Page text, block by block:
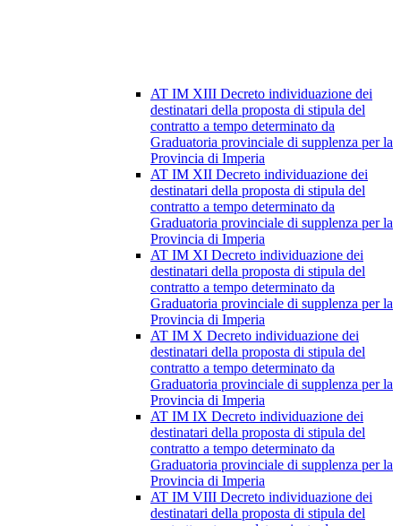
AT IM XIII Decreto individuazione dei
destinatari della proposta di stipula del
contratto a tempo determinato da
Graduatoria provinciale di supplenza per la
Provincia di Imperia
AT IM XII Decreto individuazione dei
destinatari della proposta di stipula del
contratto a tempo determinato da
Graduatoria provinciale di supplenza per la
Provincia di Imperia
AT IM XI Decreto individuazione dei
destinatari della proposta di stipula del
contratto a tempo determinato da
Graduatoria provinciale di supplenza per la
Provincia di Imperia
AT IM X Decreto individuazione dei
destinatari della proposta di stipula del
contratto a tempo determinato da
Graduatoria provinciale di supplenza per la
Provincia di Imperia
AT IM IX Decreto individuazione dei
destinatari della proposta di stipula del
contratto a tempo determinato da
Graduatoria provinciale di supplenza per la
Provincia di Imperia
AT IM VIII Decreto individuazione dei
destinatari della proposta di stipula del